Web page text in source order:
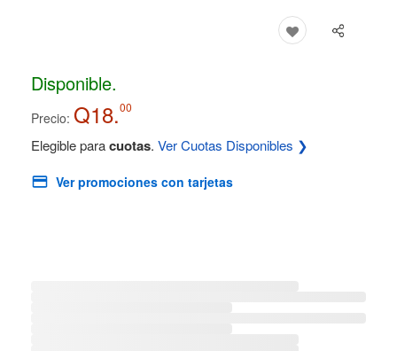
Disponible.
Precio: Q18.00
Elegible paracuotas. Ver Cuotas Disponibles ❯
Ver promociones con tarjetas